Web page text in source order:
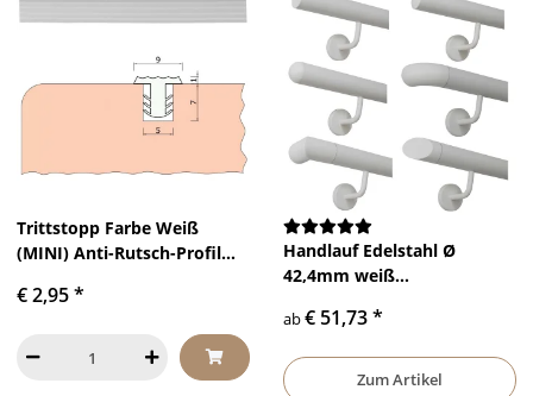
Trittstopp Farbe Weiß
(MINI) Anti-Rutsch-Profil
und Rutschgummi
€ 2,95*
Handlauf Edelstahl Ø
42,4mm weiß
gewinkelte Edelstahlhalter
ab€ 51,73*
Zum Artikel